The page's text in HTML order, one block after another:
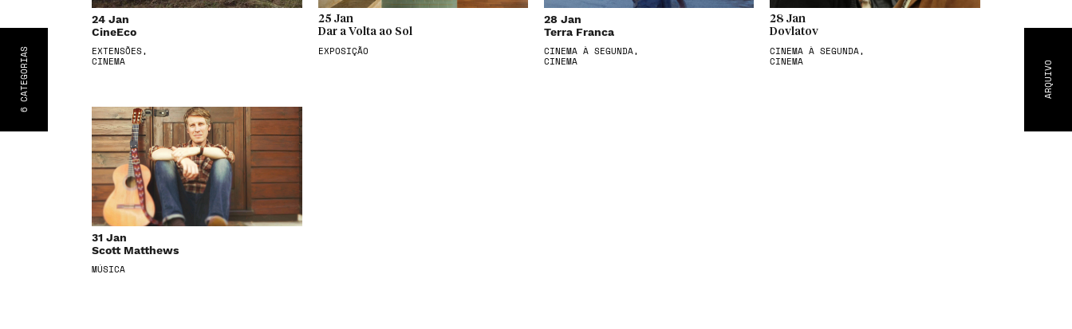
ARQUIVO
6
CATEGORIA
S
24 Jan
CineEco
EXTENSÕES,
CINEMA
25 Jan
Dar a Volta ao Sol
EXPOSIÇÃO
28 Jan
Terra Franca
CINEMA À SEGUNDA,
CINEMA
28 Jan
Dovlatov
CINEMA À SEGUNDA,
CINEMA
31 Jan
Scott Matthews
MÚSICA